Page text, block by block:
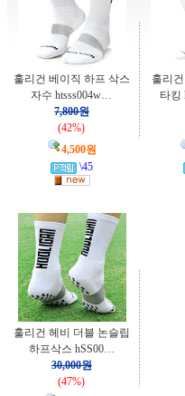
훌리건 베이직 하프 삭스
자수 htsss004w…
7,800원
(42%)
4,500원
\45
훌리
타킹
훌리건 헤비 더블 논슬립
하프삭스 hSS00…
30,000원
(47%)